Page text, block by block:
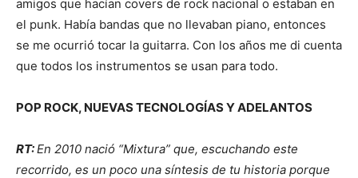
amigos que hacían covers de rock nacional o estaban en
el punk. Había bandas que no llevaban piano, entonces
se me ocurrió tocar la guitarra. Con los años me di cuenta
que todos los instrumentos se usan para todo.
POP ROCK, NUEVAS TECNOLOGÍAS Y ADELANTOS
RT:En 2010 nació “Mixtura” que, escuchando este
recorrido, es un poco una síntesis de tu historia porque